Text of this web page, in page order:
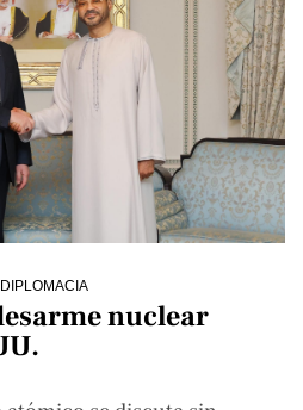
DIPLOMACIA
nuclear